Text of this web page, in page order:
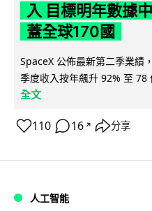
入 目標明年數據
蓋全球170國
SpaceX 公佈最新第二季業績
季度收入按年飆升 92% 至 78
全文
110 16 ↗ 分享
人工智能